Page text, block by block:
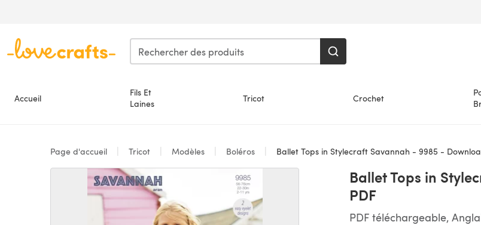
Accueil
Fils Et
Laines
Tricot Crochet
Page d'accueil Tricot Modèles Boléros Ballet Tops in Stylecraft Savannah - 9985 -
Ballet Tops in
PDF
PDF téléchargeable,